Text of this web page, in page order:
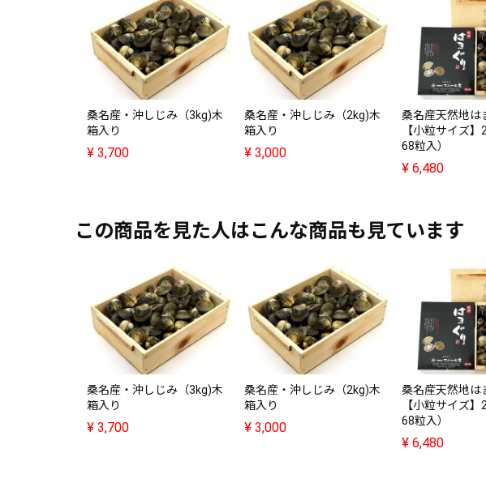
桑名産・沖しじみ（3kg)木
箱入り
¥ 3,700
桑名産・沖しじみ（2kg)木
箱入り
¥ 3,000
桑名産天然地は
【小粒サイズ
68粒入）
¥ 6,480
この商品を見た人はこんな商品も見ています
桑名産・沖しじみ（3kg)木
箱入り
¥ 3,700
桑名産・沖しじみ（2kg)木
箱入り
¥ 3,000
桑名産天然地は
【小粒サイズ
68粒入）
¥ 6,480